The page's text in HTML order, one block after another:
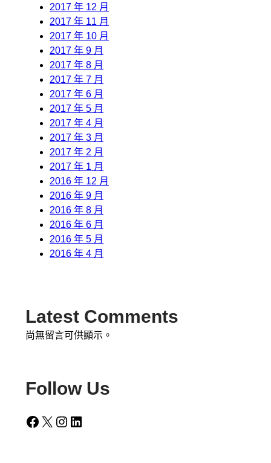
2017 年 12 月
2017 年 11 月
2017 年 10 月
2017 年 9 月
2017 年 8 月
2017 年 7 月
2017 年 6 月
2017 年 5 月
2017 年 4 月
2017 年 3 月
2017 年 2 月
2017 年 1 月
2016 年 12 月
2016 年 9 月
2016 年 8 月
2016 年 6 月
2016 年 5 月
2016 年 4 月
Latest Comments
尚無留言可供顯示。
Follow Us
Facebook X Instagram LinkedIn